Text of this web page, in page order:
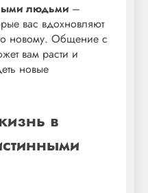
людьми –
вас вдохновляют
то новому. Общение с
вам расти и
новые
в